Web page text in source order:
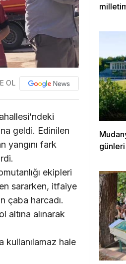
OL
geldi. Edinilen
yangını fark
ekipleri
sararken, itfaiye
çaba harcadı.
altına alınarak
kullanılamaz hale